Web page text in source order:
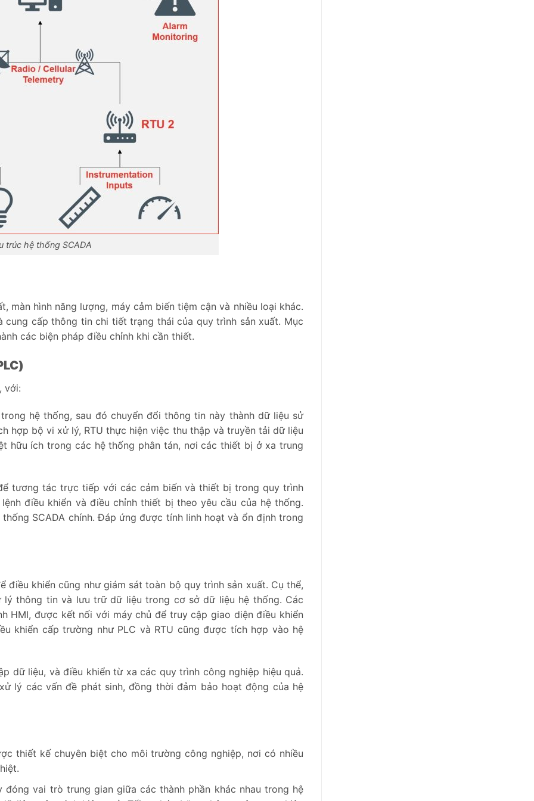
trúc hệ thống SCADA
màn hình năng lượng, máy cảm biến tiệm cận và nhiều loại khác.
cấp thông tin chi tiết trạng thái của quy trình sản xuất. Mục
các biện pháp điều chỉnh khi cần thiết.
với:
hệ thống, sau đó chuyển đổi thông tin này thành dữ liệu sử
hợp bộ vi xử lý, RTU thực hiện việc thu thập và truyền tải dữ liệu
hữu ích trong các hệ thống phân tán, nơi các thiết bị ở xa trung
tương tác trực tiếp với các cảm biến và thiết bị trong quy trình
điều khiển và điều chỉnh thiết bị theo yêu cầu của hệ thống.
SCADA chính. Đáp ứng được tính linh hoạt và ổn định trong
điều khiển cũng như giám sát toàn bộ quy trình sản xuất. Cụ thể,
lý thông tin và lưu trữ dữ liệu trong cơ sở dữ liệu hệ thống. Các
HMI, được kết nối với máy chủ để truy cập giao diện điều khiển
khiển cấp trường như PLC và RTU cũng được tích hợp vào hệ
dữ liệu, và điều khiển từ xa các quy trình công nghiệp hiệu quả.
lý các vấn đề phát sinh, đồng thời đảm bảo hoạt động của hệ
thiết kế chuyên biệt cho môi trường công nghiệp, nơi có nhiều
đóng vai trò trung gian giữa các thành phần khác nhau trong hệ